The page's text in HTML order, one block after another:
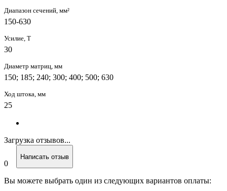
Диапазон сечений, мм²
150-630
Усилие, Т
30
Диаметр матриц, мм
150; 185; 240; 300; 400; 500; 630
Ход штока, мм
25
Загрузка отзывов...
0
Написать отзыв
Вы можете выбрать один из следующих вариантов оплаты: